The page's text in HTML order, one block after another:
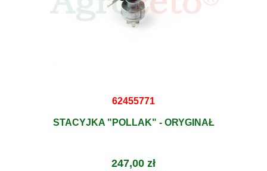
62455771
STACYJKA "POLLAK" - ORYGINAŁ
247,00 zł